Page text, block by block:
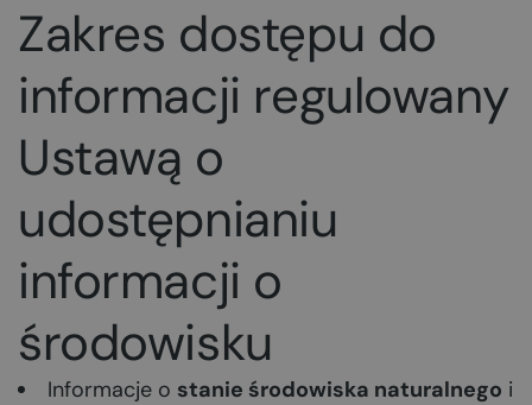
Zakres dostępu do
informacji regulowany
Ustawą o
udostępnianiu
informacji o
środowisku
Informacje o stanie środowiska naturalnego i